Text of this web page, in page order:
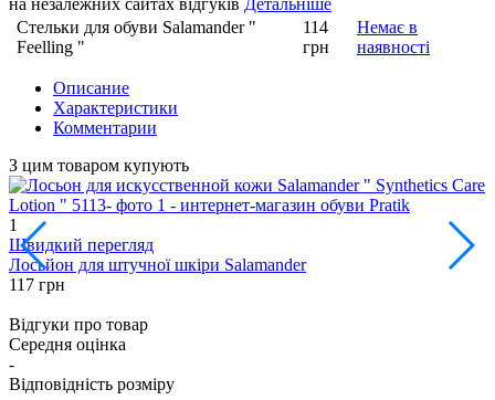
Стельки для обуви Salamander "
Feelling "
114
грн
Немає в
наявності
Описание
Характеристики
Комментарии
З цим товаром купують
1
Швидкий перегляд
Лосьйон для штучної шкіри Salamander
117 грн
Відгуки про товар
Середня оцінка
-
Відповідність розміру